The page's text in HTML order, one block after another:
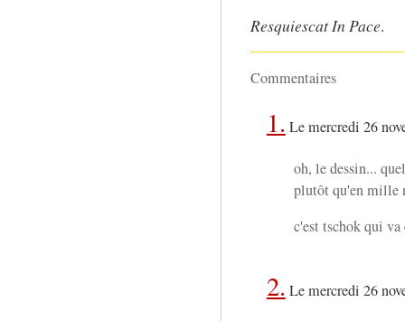
Resquiescat In Pace.
Commentaires
1. Le mercredi 26
oh, le dessin...
plutôt qu'en mille
c'est tschok qui va
2. Le mercredi 26